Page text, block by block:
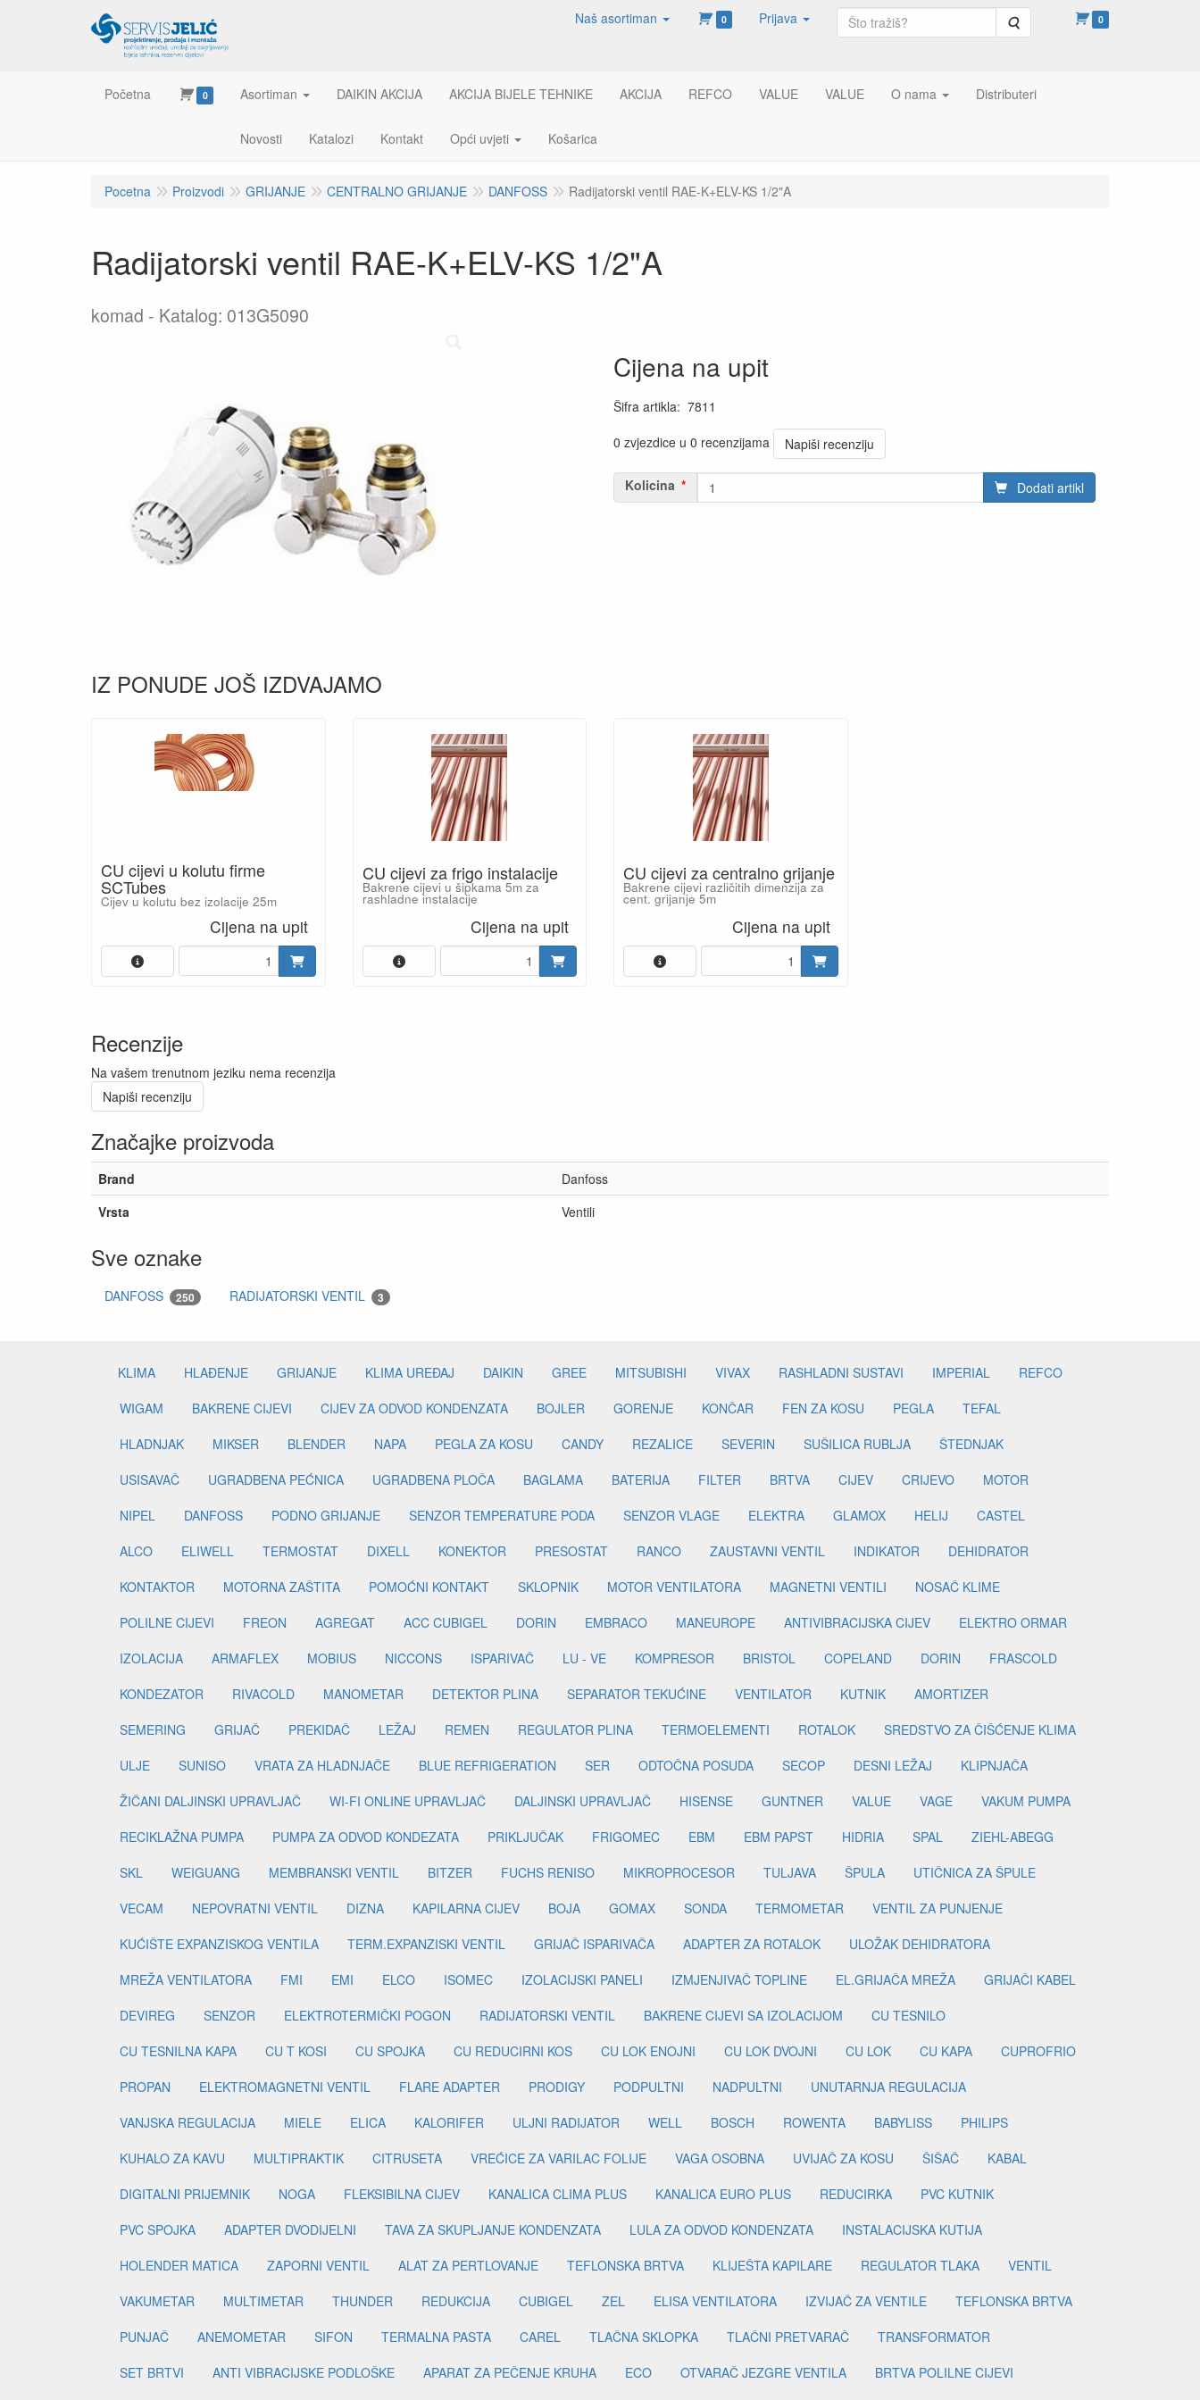
Naš asortiman 0 Prijava Pretraga 0
Početna 0 Asortiman DAIKIN AKCIJA AKCIJA BIJELE TEHNIKE AKCIJA REFCO VALUE VALUE O nama Distributeri
Novosti Katalozi Kontakt Opći uvjeti Košarica
Pocetna Proizvodi GRIJANJE CENTRALNO GRIJANJE DANFOSS Radijatorski ventil RAE-K+ELV-KS 1/2"A
Radijatorski ventil RAE-K+ELV-KS 1/2"A
komad Katalog: 013G5090
Cijena na upit
Šifra artikla: 7811
0 zvjezdice u 0 recenzijama
Napiši recenziju
Kolicina Dodati artikl
IZ PONUDE JOŠ IZDVAJAMO
CU cijevi u kolutu firme
SCTubes
Cijev u kolutu bez izolacije 25m
Cijena na upit
CU cijevi za frigo instalacije
Bakrene cijevi u šipkama 5m za
rashladne instalacije
Cijena na upit
CU cijevi za centralno grijanje
Bakrene cijevi različitih dimenzija za
cent. grijanje 5m
Cijena na upit
Recenzije
Na vašem trenutnom jeziku nema recenzija
Napiši recenziju
Značajke proizvoda
Brand
Danfoss
Vrsta
Ventili
Sve oznake
DANFOSS 250 RADIJATORSKI VENTIL 3
KLIMA HLAĐENJE GRIJANJE KLIMA UREĐAJ DAIKIN GREE MITSUBISHI VIVAX RASHLADNI SUSTAVI IMPERIAL
REFCO
WIGAM
BAKRENE CIJEVI CIJEV ZA ODVOD KONDENZATA BOJLER GORENJE KONČAR FEN ZA KOSU PEGLA
TEFAL
HLADNJAK
MIKSER BLENDER NAPA PEGLA ZA KOSU CANDY REZALICE SEVERIN SUŠILICA RUBLJA
ŠTEDNJAK
USISAVAČ
UGRADBENA PEĆNICA UGRADBENA PLOČA BAGLAMA BATERIJA FILTER BRTVA CIJEV CRIJEVO
MOTOR
NIPEL
DANFOSS PODNO GRIJANJE SENZOR TEMPERATURE PODA SENZOR VLAGE ELEKTRA GLAMOX HELIJ
CASTEL
ALCO
ELIWELL TERMOSTAT DIXELL KONEKTOR PRESOSTAT RANCO ZAUSTAVNI VENTIL INDIKATOR
DEHIDRATOR
KONTAKTOR
MOTORNA ZAŠTITA POMOĆNI KONTAKT SKLOPNIK MOTOR VENTILATORA MAGNETNI VENTILI
NOSAČ KLIME
POLILNE CIJEVI
FREON AGREGAT ACC CUBIGEL DORIN EMBRACO MANEUROPE ANTIVIBRACIJSKA CIJEV
ELEKTRO ORMAR
IZOLACIJA
ARMAFLEX MOBIUS NICCONS ISPARIVAČ LU - VE KOMPRESOR BRISTOL COPELAND DORIN
FRASCOLD
KONDEZATOR
RIVACOLD MANOMETAR DETEKTOR PLINA SEPARATOR TEKUĆINE VENTILATOR KUTNIK
AMORTIZER
SEMERING
GRIJAČ PREKIDAČ LEŽAJ REMEN REGULATOR PLINA TERMOELEMENTI ROTALOK
SREDSTVO ZA ČIŠĆENJE KLIMA
ULJE
SUNISO VRATA ZA HLADNJAČE BLUE REFRIGERATION SER ODTOČNA POSUDA SECOP DESNI LEŽAJ
KLIPNJAČA
ŽIČANI DALJINSKI UPRAVLJAČ
WI-FI ONLINE UPRAVLJAČ DALJINSKI UPRAVLJAČ HISENSE GUNTNER VALUE VAGE
VAKUM PUMPA
RECIKLAŽNA PUMPA
PUMPA ZA ODVOD KONDEZATA PRIKLJUČAK FRIGOMEC EBM EBM PAPST HIDRIA SPAL
ZIEHL-ABEGG
SKL
WEIGUANG MEMBRANSKI VENTIL BITZER FUCHS RENISO MIKROPROCESOR TULJAVA ŠPULA
UTIČNICA ZA ŠPULE
VECAM
NEPOVRATNI VENTIL DIZNA KAPILARNA CIJEV BOJA GOMAX SONDA TERMOMETAR
VENTIL ZA PUNJENJE
KUĆIŠTE EXPANZISKOG VENTILA
TERM.EXPANZISKI VENTIL GRIJAČ ISPARIVAČA ADAPTER ZA ROTALOK
ULOŽAK DEHIDRATORA
MREŽA VENTILATORA
FMI EMI ELCO ISOMEC IZOLACIJSKI PANELI IZMJENJIVAČ TOPLINE EL.GRIJAČA MREŽA
GRIJAČI KABEL
DEVIREG
SENZOR ELEKTROTERMIČKI POGON RADIJATORSKI VENTIL BAKRENE CIJEVI SA IZOLACIJOM
CU TESNILO
CU TESNILNA KAPA
CU T KOSI CU SPOJKA CU REDUCIRNI KOS CU LOK ENOJNI CU LOK DVOJNI CU LOK CU KAPA
CUPROFRIO
PROPAN
ELEKTROMAGNETNI VENTIL FLARE ADAPTER PRODIGY PODPULTNI NADPULTNI
UNUTARNJA REGULACIJA
VANJSKA REGULACIJA
MIELE ELICA KALORIFER ULJNI RADIJATOR WELL BOSCH ROWENTA BABYLISS
PHILIPS
KUHALO ZA KAVU
MULTIPRAKTIK CITRUSETA VREĆICE ZA VARILAC FOLIJE VAGA OSOBNA UVIJAČ ZA KOSU ŠIŠAČ
KABAL
DIGITALNI PRIJEMNIK
NOGA FLEKSIBILNA CIJEV KANALICA CLIMA PLUS KANALICA EURO PLUS REDUCIRKA
PVC KUTNIK
PVC SPOJKA
ADAPTER DVODIJELNI TAVA ZA SKUPLJANJE KONDENZATA LULA ZA ODVOD KONDENZATA
INSTALACIJSKA KUTIJA
HOLENDER MATICA
ZAPORNI VENTIL ALAT ZA PERTLOVANJE TEFLONSKA BRTVA KLIJEŠTA KAPILARE REGULATOR TLAKA
VENTIL
VAKUMETAR
MULTIMETAR THUNDER REDUKCIJA CUBIGEL ZEL ELISA VENTILATORA IZVIJAČ ZA VENTILE
TEFLONSKA BRTVA
PUNJAČ
ANEMOMETAR SIFON TERMALNA PASTA CAREL TLAČNA SKLOPKA TLAČNI PRETVARAČ
TRANSFORMATOR
SET BRTVI
ANTI VIBRACIJSKE PODLOŠKE APARAT ZA PEČENJE KRUHA ECO OTVARAČ JEZGRE VENTILA
BRTVA POLILNE CIJEVI